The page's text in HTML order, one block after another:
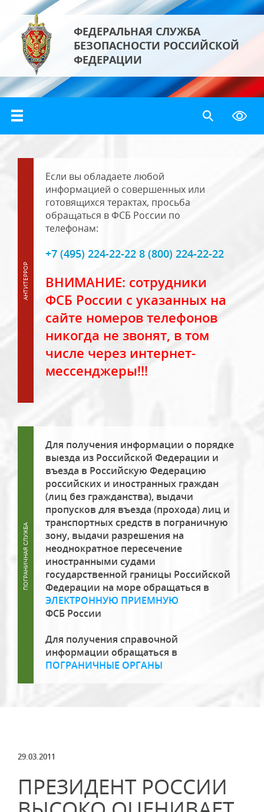
ФЕДЕРАЛЬНАЯ СЛУЖБА
БЕЗОПАСНОСТИ РОССИЙСКОЙ
ФЕДЕРАЦИИ
Если вы обладаете любой
информацией о совершенных или
готовящихся терактах, просьба
обращаться в ФСБ России по
телефонам:
+7 (495) 224-22-22 8 (800) 224-22-22
ВНИМАНИЕ: сотрудники
ФСБ России с указанных на
сайте номеров телефонов
никогда не звонят, в том
числе через интернет-
мессенджеры!!!
Для получения информации о порядке
выезда из Российской Федерации и
въезда в Российскую Федерацию
российских и иностранных граждан
(лиц без гражданства), выдачи
пропусков для въезда (прохода) лиц и
транспортных средств в пограничную
зону, выдачи разрешения на
неоднократное пересечение
иностранными судами
государственной границы Российской
Федерации на море обращаться в
ЭЛЕКТРОННУЮ ПРИЕМНУЮ
ФСБ России
Для получения справочной
информации обращаться в
ПОГРАНИЧНЫЕ ОРГАНЫ
29.03.2011
ПРЕЗИДЕНТ РОССИИ